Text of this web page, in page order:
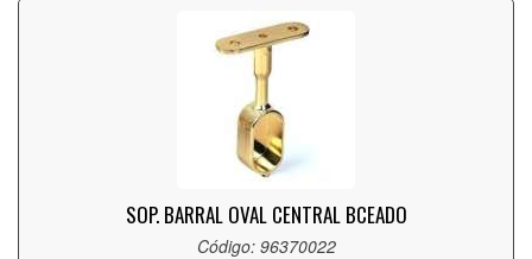
SOP. BARRAL OVAL CENTRAL BCEADO
Código: 96370022